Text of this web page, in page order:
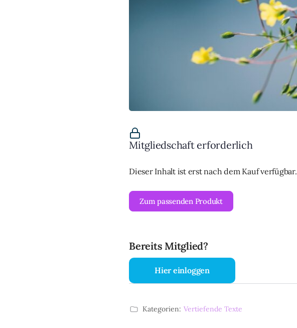
Mitgliedschaft erforderlich
Dieser Inhalt ist erst nach dem Kauf verfügbar.
Zum passenden Produkt
Bereits Mitglied?
Hier einloggen
Kategorien: Vertiefende Texte